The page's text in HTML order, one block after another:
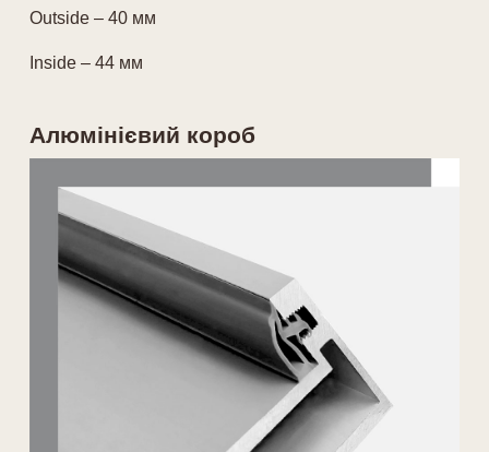
Outside – 40 мм
Inside– 44 мм
Алюмінієвий короб